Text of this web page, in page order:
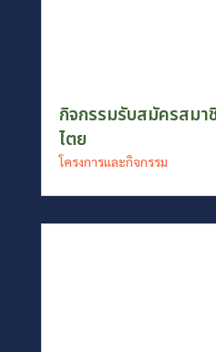
กิจกรรมรับสมัครสม
ไตย
โครงการและกิจกรรม